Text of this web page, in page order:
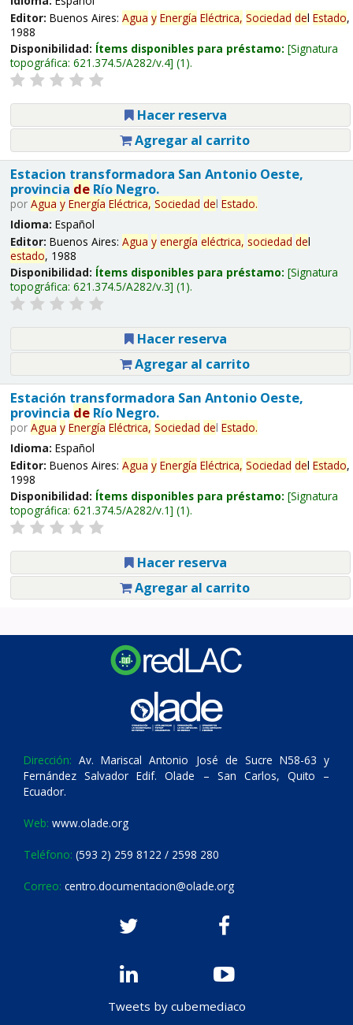
Editor: Buenos Aires: Agua y Energía Eléctrica, Sociedad del Estado,
1988
Disponibilidad: Ítems disponibles para préstamo: Signatura
topográfica: 621.374.5/A282/v.4 (1).
Hacer reserva
Agregar al carrito
Estacion transformadora San Antonio Oeste,
provincia deRío Negro.
por Agua y Energía Eléctrica, Sociedad del Estado.
Idioma: Español
Editor: Buenos Aires: Agua y energía eléctrica, sociedad del
estado, 1988
Disponibilidad: Ítems disponibles para préstamo: Signatura
topográfica: 621.374.5/A282/v.3 (1).
Hacer reserva
Agregar al carrito
Estación transformadora San Antonio Oeste,
provincia deRío Negro.
por Agua y Energía Eléctrica, Sociedad del Estado.
Idioma: Español
Editor: Buenos Aires: Agua y Energía Eléctrica, Sociedad del Estado,
1998
Disponibilidad: Ítems disponibles para préstamo: Signatura
topográfica: 621.374.5/A282/v.1 (1).
Hacer reserva
Agregar al carrito
Dirección: Av. Mariscal Antonio José de Sucre N58-63 y
Fernández Salvador Edif. Olade – San Carlos, Quito –
Ecuador.
Web: www.olade.org
Teléfono: (593 2) 259 8122 / 2598 280
Correo: centro.documentacion@olade.org
Tweets by cubemediaco